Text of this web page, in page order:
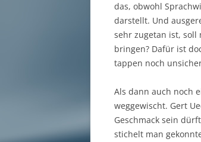
das, obwohl
darstellt. Und
sehr zugetan ist, soll
bringen? Dafür ist
tappen noch
Als dann auch noch
weggewischt. Gert
Geschmack sein
stichelt man